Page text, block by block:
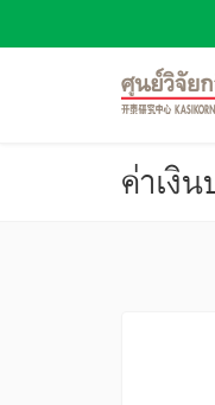
ค่าเงิ